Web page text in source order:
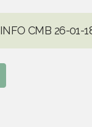
INFO CMB 26-01-